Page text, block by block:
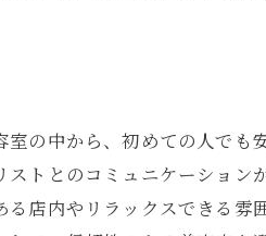
する
チェックする
を受ける
の中から、初めての人でも
トとのコミュニケーション
店内やリラックスできる雰